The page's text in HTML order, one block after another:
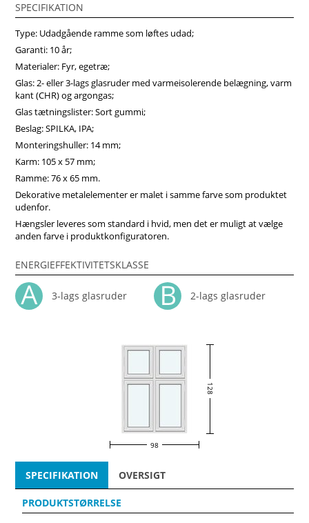
Alle vinduesrammer åbner udad i en vinkel på 90 grader.
Ved at udstyre dem med åbningsvinkelbegrænser, kan
sikkerheden under ventilation øges. Vinduesbeslag af høj
kvalitet sikrer langsigtet holdbarhed af sidehængte vinduer.
Uanset udstyr har disse vinduer god varmeisolering og
modstand mod deformation. Vinduerne kan være forsynet
med et specielt glas for at give dem yderligere beskyttelse
mod solinduceret varme, mod risiko for brud, eller øget
lydisoleringsniveau.Vores trævinduer er ikke bare inventar,
men investeringer i dit hjems effektivitet, komfort og
æstetiske appel. Vi anbefaler at vælge vores produkter fra
midten af træ, som vil sikre større produktstabilitet,
holdbarhed og i høj grad forlænge produktets levetid. Køb
vinduer i Vinduerpro onlinebutik til billige priser. Vi sikrer
høj sidehængt combi vindue kvalitet og hurtig levering.
SPECIFIKATION
Type: Udadgående ramme som løftes udad;
Garanti: 10 år;
Materialer: Fyr, egetræ;
Glas: 2- eller 3-lags glasruder med varmeisolerende belægning, varm
kant (CHR) og argongas;
Glas tætningslister: Sort gummi;
Beslag: SPILKA, IPA;
Monteringshuller: 14 mm;
Karm: 105 x 57 mm;
Ramme: 76 x 65 mm.
Dekorative metalelementer er malet i samme farve som produktet
udenfor.
Hængsler leveres som standard i hvid, men det er muligt at vælge
anden farve i produktkonfiguratoren.
ENERGIEFFEKTIVITETSKLASSE
3-lags glasruder 2-lags glasruder
128
98
SPECIFIKATION OVERSIGT
PRODUKTSTØRRELSE